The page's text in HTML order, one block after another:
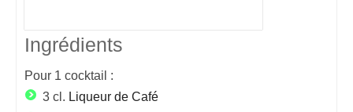
Ingrédients
Pour 1 cocktail :
3 cl. Liqueur de Café